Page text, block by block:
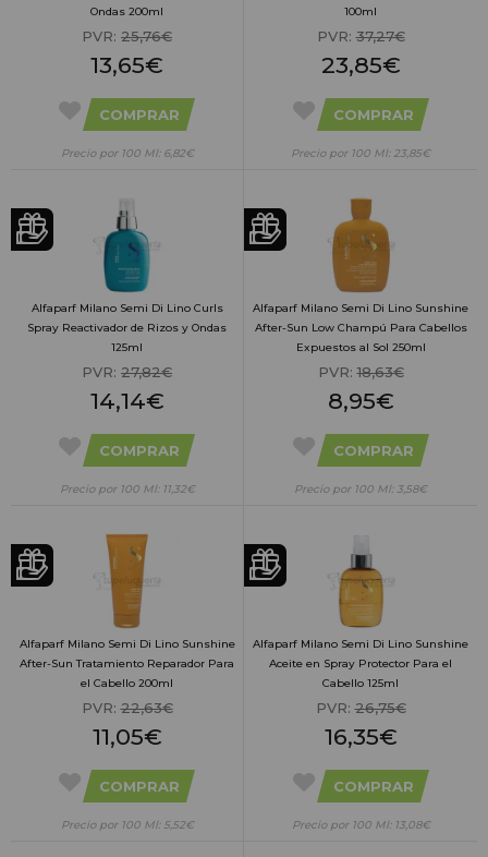
Ondas 200ml
PVR: 25,76€
13,65€
COMPRAR
Precio por 100 Ml: 6,82€
100ml
PVR:37,27€
23,85€
COMPRAR
Precio por 100 Ml: 23,85€
Alfaparf Milano Semi Di Lino Curls
Spray Reactivador de Rizos y Ondas
125ml
PVR: 27,82€
14,14€
COMPRAR
Precio por 100 Ml: 11,32€
Alfaparf Milano Semi Di Lino Sunshine
After-Sun Low Champú Para Cabellos
Expuestos al Sol 250ml
PVR:18,63€
8,95€
COMPRAR
Precio por 100 Ml: 3,58€
Alfaparf Milano Semi Di Lino Sunshine
After-Sun Tratamiento Reparador Para
el Cabello 200ml
PVR:22,63€
11,05€
COMPRAR
Precio por 100 Ml: 5,52€
Alfaparf Milano Semi Di Lino Sunshine
Aceite en Spray Protector Para el
Cabello 125ml
PVR:26,75€
16,35€
COMPRAR
Precio por 100 Ml: 13,08€